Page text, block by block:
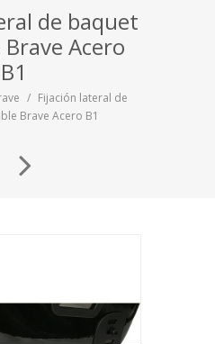
de baquet
Acero
B1
Fijación lateral de
Brave Acero B1